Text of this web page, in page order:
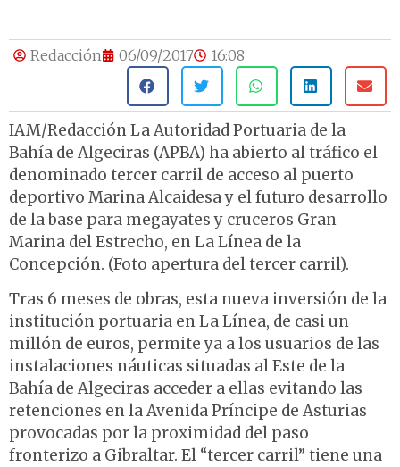
Redacción 06/09/2017 16:08
IAM/Redacción La Autoridad Portuaria de la
Bahía de Algeciras (APBA) ha abierto al tráfico el
denominado tercer carril de acceso al puerto
deportivo Marina Alcaidesa y el futuro desarrollo
de la base para megayates y cruceros Gran
Marina del Estrecho, en La Línea de la
Concepción. (Foto apertura del tercer carril).
Tras 6 meses de obras, esta nueva inversión de la
institución portuaria en La Línea, de casi un
millón de euros, permite ya a los usuarios de las
instalaciones náuticas situadas al Este de la
Bahía de Algeciras acceder a ellas evitando las
retenciones en la Avenida Príncipe de Asturias
provocadas por la proximidad del paso
fronterizo a Gibraltar. El “tercer carril” tiene una